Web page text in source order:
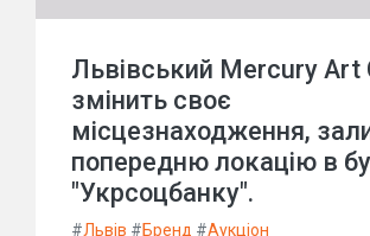
Львівський Mercury Art
змінить своє
місцезнаходження,
попередню локацію в
"Укрсоцбанку".
#Львів #Бренд #Аукціон